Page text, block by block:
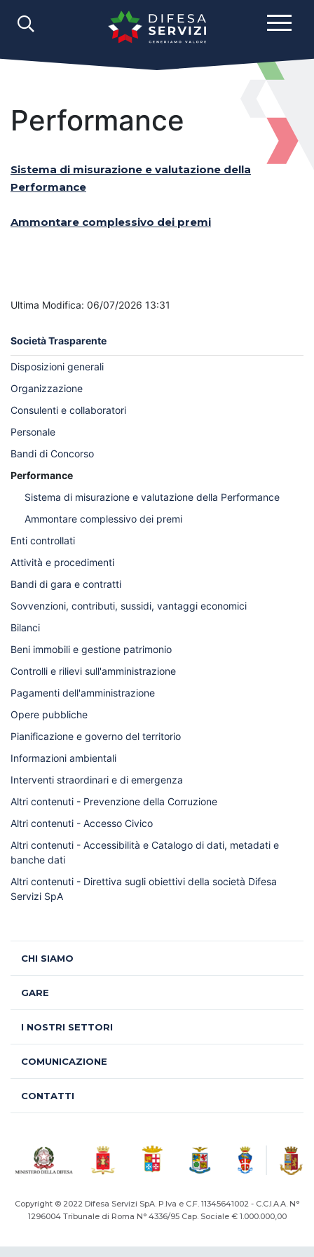
Performance
Sistema di misurazione e valutazione della
Performance
Ammontare complessivo dei premi
Ultima Modifica: 06/07/2026 13:31
Società Trasparente
Disposizioni generali
Organizzazione
Consulenti e collaboratori
Personale
Bandi di Concorso
Performance
Sistema di misurazione e valutazione della Performance
Ammontare complessivo dei premi
Enti controllati
Attività e procedimenti
Bandi di gara e contratti
Sovvenzioni, contributi, sussidi, vantaggi economici
Bilanci
Beni immobili e gestione patrimonio
Controlli e rilievi sull'amministrazione
Pagamenti dell'amministrazione
Opere pubbliche
Pianificazione e governo del territorio
Informazioni ambientali
Interventi straordinari e di emergenza
Altri contenuti - Prevenzione della Corruzione
Altri contenuti - Accesso Civico
Altri contenuti - Accessibilità e Catalogo di dati, metadati e
banche dati
Altri contenuti - Direttiva sugli obiettivi della società Difesa
Servizi SpA
CHI SIAMO
GARE
I NOSTRI SETTORI
COMUNICAZIONE
CONTATTI
Copyright © 2022 Difesa Servizi SpA. P.Iva e C.F. 11345641002 - C.C.I.A.A. N°
1296004Tribunale di Roma N° 4336/95 Cap. Sociale € 1.000.000,00